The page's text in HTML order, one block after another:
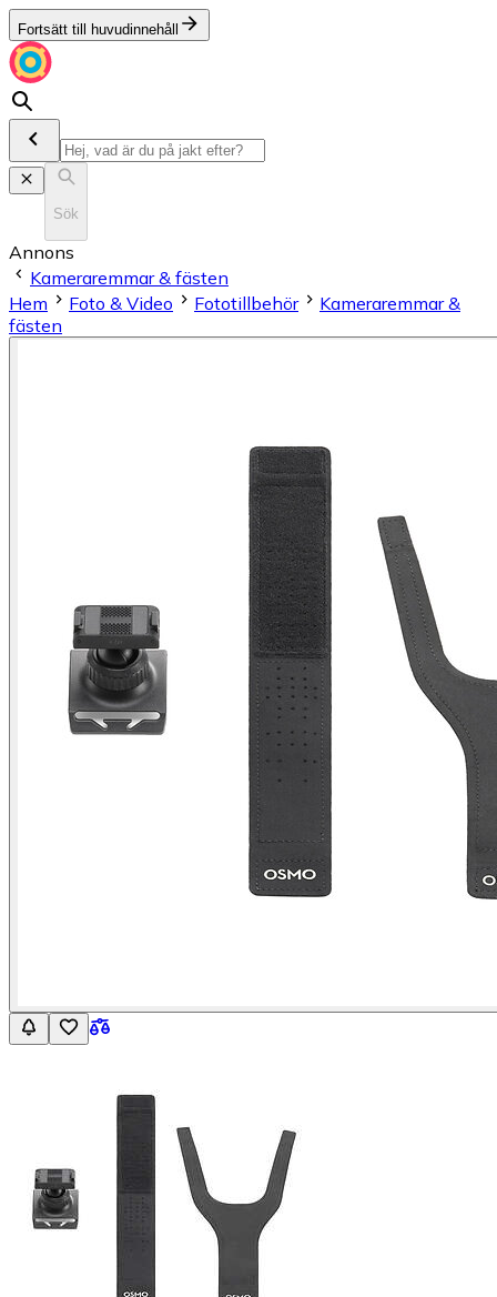
Fortsätt till huvudinnehåll
Sök
Annons
Kameraremmar & fästen
Hem
Foto & Video Fototillbehör
Kameraremmar &
fästen